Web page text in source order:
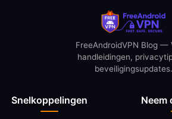
Snelkoppelingen
FreeAndroidVPN Blog —
handleidingen,
beveiligingsupdates.
Neem